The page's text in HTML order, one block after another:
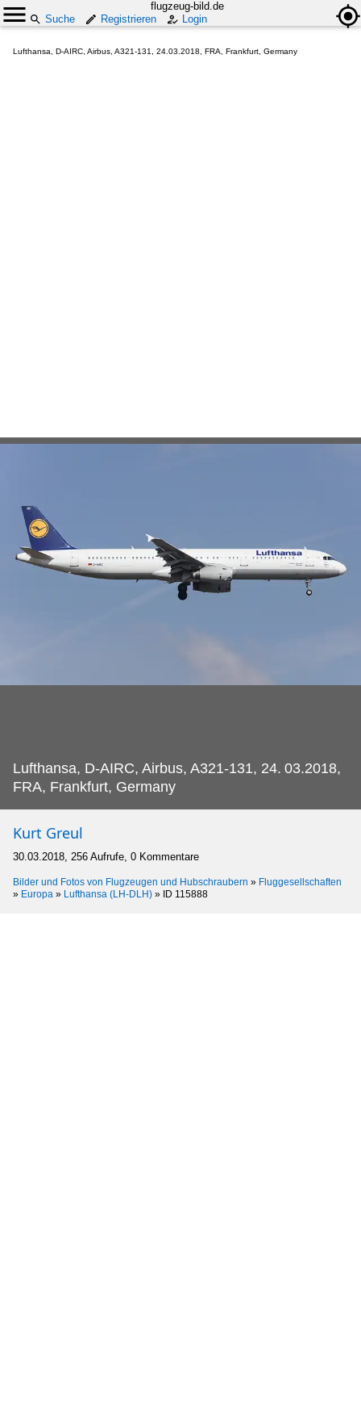
flugzeug-bild.de
Suche
Registrieren Login
Lufthansa, D-AIRC, Airbus, A321-131, 24.03.2018, FRA, Frankfurt, Germany
Lufthansa, D-AIRC, Airbus, A321-131, 24. 03.2018,
FRA, Frankfurt, Germany
Kurt Greul
30.03.2018, 256 Aufrufe, 0 Kommentare
Bilder und Fotos von Flugzeugen und Hubschraubern » Fluggesellschaften
» Europa » Lufthansa (LH-DLH) » ID 115888